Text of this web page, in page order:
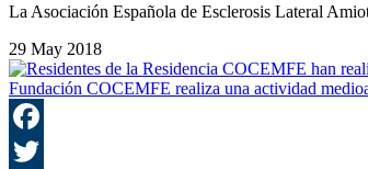
La Asociación Española de Esclerosis Lateral
29 May 2018
Fundación COCEMFE realiza una actividad